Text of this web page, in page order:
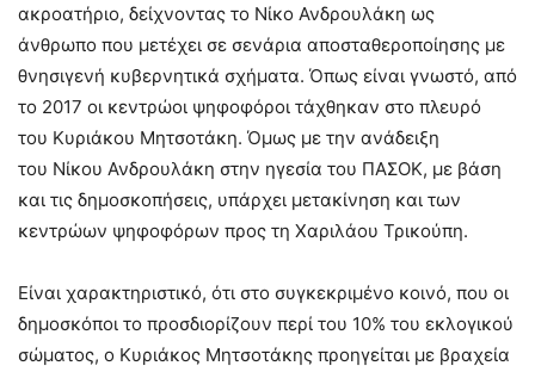
ακροατήριο, δείχνοντας το Νίκο Ανδρουλάκη ως
άνθρωπο που μετέχει σε σενάρια αποσταθεροποίησης με
θνησιγενή κυβερνητικά σχήματα. Όπως είναι γνωστό, από
το 2017 οι κεντρώοι ψηφοφόροι τάχθηκαν στο πλευρό
του Κυριάκου Μητσοτάκη. Όμως με την ανάδειξη
του Νίκου Ανδρουλάκη στην ηγεσία του ΠΑΣΟΚ, με βάση
και τις δημοσκοπήσεις, υπάρχει μετακίνηση και των
κεντρώων ψηφοφόρων προς τη Χαριλάου Τρικούπη.
Είναι χαρακτηριστικό, ότι στο συγκεκριμένο κοινό, που οι
δημοσκόποι το προσδιορίζουν περί του 10% του εκλογικού
σώματος, ο Κυριάκος Μητσοτάκης προηγείται με βραχεία